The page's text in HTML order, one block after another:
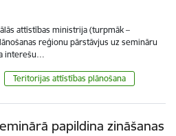
attīstības ministrija (turpmāk –
reģionu pārstāvjus uz semināru
interešu…
Teritorijas attīstības plānošana
papildina zināšanas